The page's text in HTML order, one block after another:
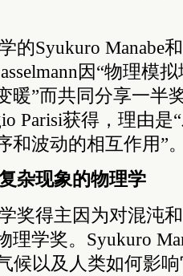
的Syukuro Manabe
因“物理模
暖”而共同分享一半
Parisi获得，理由是
和波动的相互作用”
杂现象的物理学
奖得主因为对混沌
学奖。Syukuro
候以及人类如何影